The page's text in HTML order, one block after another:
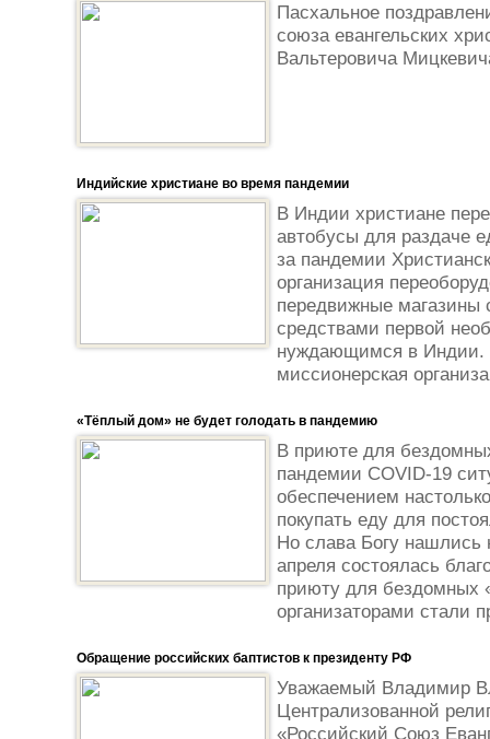
Пасхальное
союза евангельских
Вальтеровича
Индийские христиане во время пандемии
В Индии христиане
автобусы для раздаче
за пандемии
организация
передвижные магазины
средствами первой
нуждающимся в
миссионерская
«Тёплый дом» не будет голодать в пандемию
В приюте для
пандемии COVID-19
обеспечением
покупать еду для
Но слава Богу
апреля состоялась
приюту для бездомных
организаторами стали
Обращение российских баптистов к президенту РФ
Уважаемый Владимир
Централизованной
«Российский Союз